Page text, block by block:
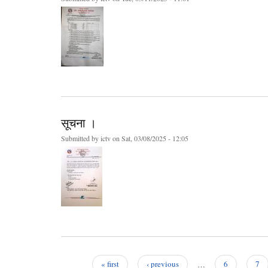
सूचना ।
Submitted byictvon Sat, 03/08/2025 - 12:05
« first ‹ previous … 6 7